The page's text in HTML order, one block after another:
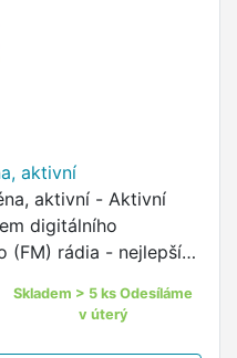
aktivní
aktivní - Aktivní
digitálního
(FM) rádia - nejlepší
Skladem > 5 ks Odesíláme
v úterý